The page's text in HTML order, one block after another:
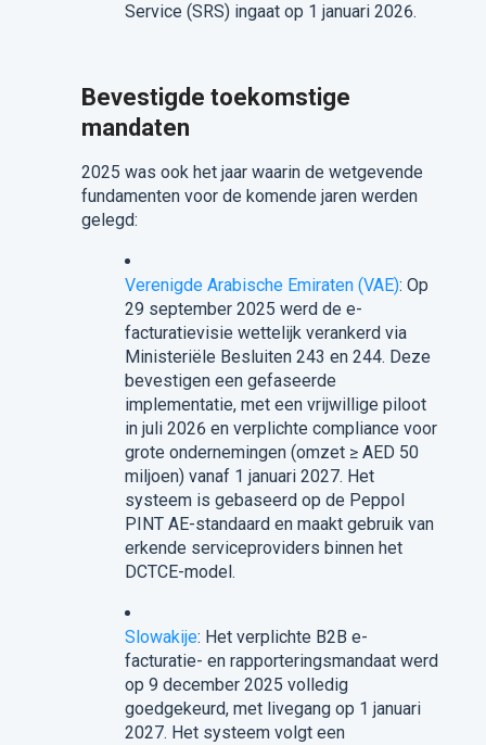
Service (SRS) ingaat op 1 januari 2026.
Bevestigde toekomstige
mandaten
2025 was ook het jaar waarin de wetgevende
fundamenten voor de komende jaren werden
gelegd:
Verenigde Arabische Emiraten (VAE): Op
29 september 2025 werd de e-
facturatievisie wettelijk verankerd via
Ministeriële Besluiten 243 en 244. Deze
bevestigen een gefaseerde
implementatie, met een vrijwillige piloot
in juli 2026 en verplichte compliance voor
grote ondernemingen (omzet ≥ AED 50
miljoen) vanaf 1 januari 2027. Het
systeem is gebaseerd op de Peppol
PINT AE-standaard en maakt gebruik van
erkende serviceproviders binnen het
DCTCE-model.
Slowakije: Het verplichte B2B e-
facturatie- en rapporteringsmandaat werd
op 9 december 2025 volledig
goedgekeurd, met livegang op 1 januari
2027. Het systeem volgt een